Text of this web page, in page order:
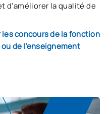
d'améliorer la qualité de
concours de la fonction
de l'enseignement